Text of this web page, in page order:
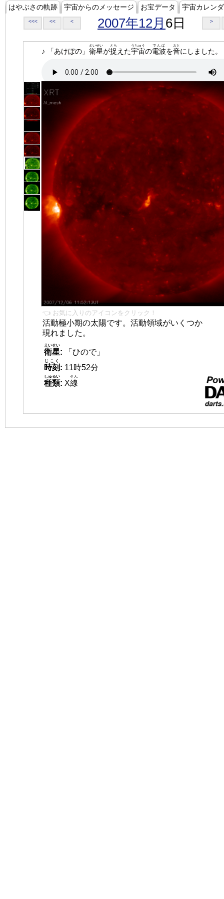
はやぶさの軌跡 宇宙からのメッセージ お宝データ 宇宙カレン
<<< << < 2007年12月 6日 >
♪ 「あけぼの」 衛星
えいせい
が捉
とら
えた宇宙
うちゅう
の電波
でんぱ
を音
おと
にしました。
👈 お気に入りのアイコンをクリック！
活動極小期の太陽です。活動領域がいくつか
現れました。
衛星
えいせい
:
「ひので」
時刻
じこく
: 11時52分
種類
しゅるい
: X線
せん